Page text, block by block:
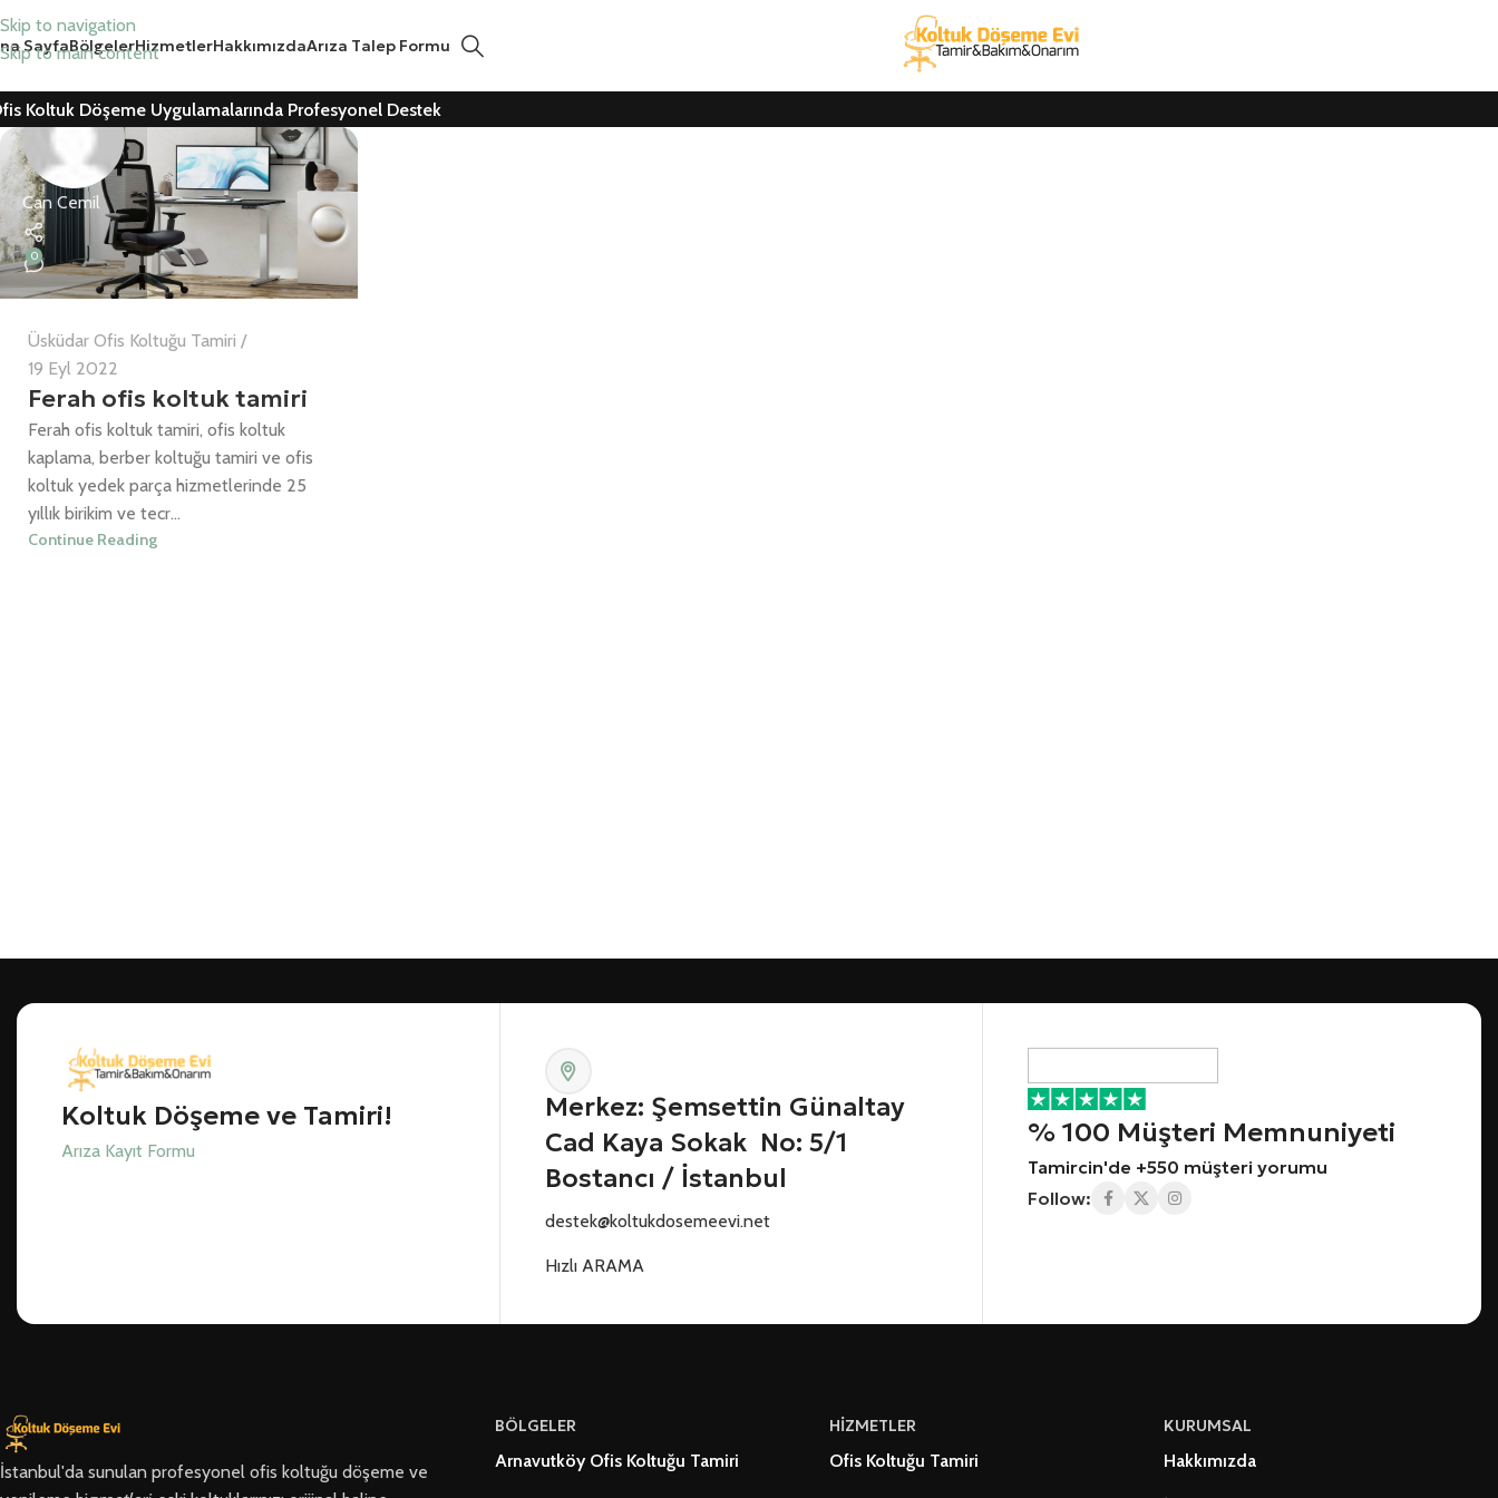
Skip to navigation
Skip to main content
SayfaBölgelerHizmetlerHakkımızdaArıza Talep Formu
Koltuk Döşeme Uygulamalarında Profesyonel Destek
Can Cemil
0
Üsküdar Ofis Koltuğu Tamiri
19 Eyl 2022
Ferah ofis koltuk tamiri
Ferah ofis koltuk tamiri, ofis koltuk
kaplama, berber koltuğu tamiri ve ofis
koltuk yedek parça hizmetlerinde 25
yıllık birikim ve tecr...
Continue Reading
Koltuk Döşeme ve Tamiri!
Arıza Kayıt Formu
Merkez: Şemsettin Günaltay
Cad Kaya Sokak No: 5/1
Bostancı / İstanbul
destek@koltukdosemeevi.net
Hızlı ARAMA
% 100 Müşteri Memnuniyeti
Tamircin'de +550 müşteri yorumu
Follow:
İstanbul'da sunulan profesyonel ofis koltuğu döşeme ve
BÖLGELER
Arnavutköy Ofis Koltuğu Tamiri
HİZMETLER
Ofis Koltuğu Tamiri
KURUMSAL
Hakkımızda